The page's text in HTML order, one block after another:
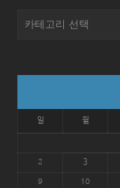
일 월
2 3
9 10